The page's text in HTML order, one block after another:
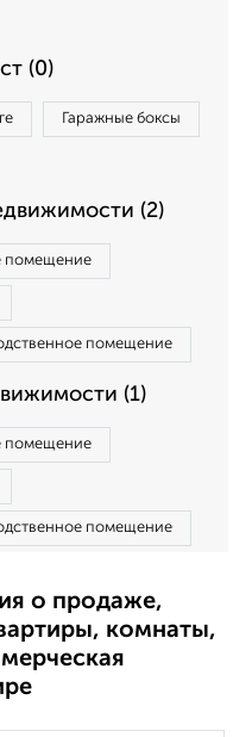
(0)
Гаражные боксы
(2)
помещение
помещение
(1)
помещение
помещение
о продаже,
комнаты,